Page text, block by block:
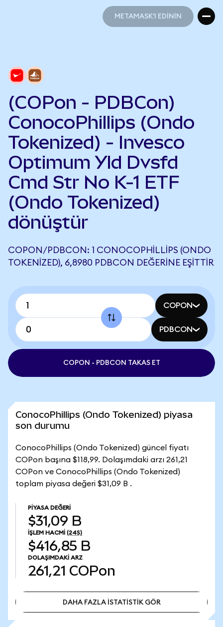
METAMASK'I EDİNİN
(COPon - PDBCon)
ConocoPhillips (Ondo
Tokenized) - Invesco
Optimum Yld Dvsfd
Cmd Str No K-1 ETF
(Ondo Tokenized)
dönüştür
COPON/PDBCON: 1 CONOCOPHILLIPS (ONDO
TOKENIZED), 6,8980 PDBCON DEĞERINE EŞITTIR
COPON
PDBCON
COPON - PDBCON TAKAS ET
ConocoPhillips (Ondo Tokenized) piyasa
son durumu
ConocoPhillips (Ondo Tokenized) güncel fiyatı
COPon başına $118,99. Dolaşımdaki arzı 261,21
COPon ve ConocoPhillips (Ondo Tokenized)
toplam piyasa değeri $31,09 B .
PIYASA DEĞERI
$31,09 B
İŞLEM HACMI (24S)
$416,85 B
DOLAŞIMDAKI ARZ
261,21 COPon
DAHA FAZLA İSTATİSTİK GÖR